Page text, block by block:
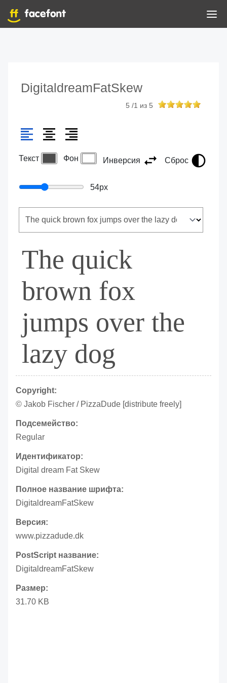
DigitaldreamFatSkew
5 /1 из 5
Текст Фон Инверсия Сброс
54px
The quick
brown fox
jumps over the
lazy dog
Copyright:
© Jakob Fischer / PizzaDude [distribute freely]
Подсемейство:
Regular
Идентификатор:
Digital dream Fat Skew
Полное название шрифта:
DigitaldreamFatSkew
Версия:
www.pizzadude.dk
PostScript название:
DigitaldreamFatSkew
Размер:
31.70 KB